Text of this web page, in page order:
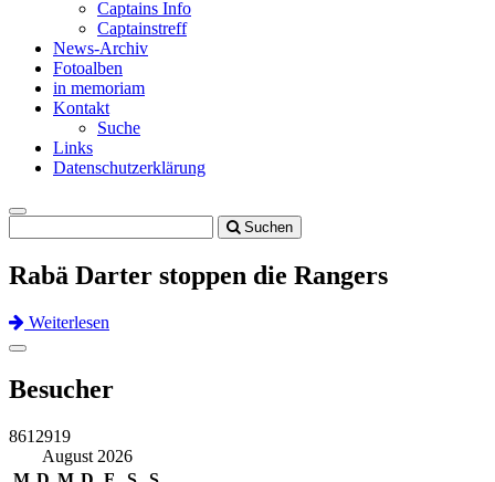
Captains Info
Captainstreff
News-Archiv
Fotoalben
in memoriam
Kontakt
Suche
Links
Datenschutzerklärung
Toggle
navigation
Suchen
Rabä Darter stoppen die Rangers
Weiterlesen
Previous
Next
Toggle
Besucher
8612919
August 2026